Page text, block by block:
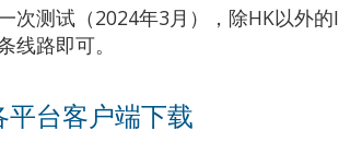
次测试（2024年3月），除HK以外
线路即可。
平台客户端下载